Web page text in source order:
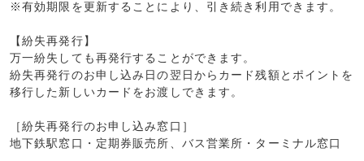
※有効期限を更新することにより、引き続き利用できます。
【紛失再発行】
万一紛失しても再発行することができます。
紛失再発行のお申し込み日の翌日からカード残額とポイントを
移行した新しいカードをお渡しできます。
［紛失再発行のお申し込み窓口］
地下鉄駅窓口・定期券販売所、バス営業所・ターミナル窓口